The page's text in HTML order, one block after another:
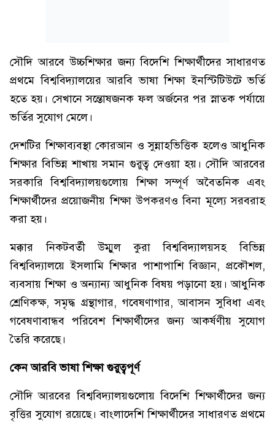
সৌদি আরবে উচ্চশিক্ষার জন্য বিদেশি শিক্ষার্থীদের সাধারণত
প্রথমে বিশ্ববিদ্যালয়ের আরবি ভাষা শিক্ষা ইনস্টিটিউটে ভর্তি
হতে হয়। সেখানে সন্তোষজনক ফল অর্জনের পর স্নাতক পর্যায়ে
ভর্তির সুযোগ মেলে।
দেশটির শিক্ষাব্যবস্থা কোরআন ও সুন্নাহভিত্তিক হলেও আধুনিক
শিক্ষার বিভিন্ন শাখায় সমান গুরুত্ব দেওয়া হয়। সৌদি আরবের
সরকারি বিশ্ববিদ্যালয়গুলোয় শিক্ষা সম্পূর্ণ অবৈতনিক এবং
শিক্ষার্থীদের প্রয়োজনীয় শিক্ষা উপকরণও বিনা মূল্যে সরবরাহ
করা হয়।
মক্কার নিকটবর্তী উম্মুল কুরা বিশ্ববিদ্যালয়সহ বিভিন্ন
বিশ্ববিদ্যালয়ে ইসলামি শিক্ষার পাশাপাশি বিজ্ঞান, প্রকৌশল,
ব্যবসায় শিক্ষা ও অন্যান্য আধুনিক বিষয় পড়ানো হয়। আধুনিক
শ্রেণিকক্ষ, সমৃদ্ধ গ্রন্থাগার, গবেষণাগার, আবাসন সুবিধা এবং
গবেষণাবান্ধব পরিবেশ শিক্ষার্থীদের জন্য আকর্ষণীয় সুযোগ
তৈরি করেছে।
কেন আরবি ভাষা শিক্ষা গুরুত্বপূর্ণ
সৌদি আরবের বিশ্ববিদ্যালয়গুলোয় বিদেশি শিক্ষার্থীদের জন্য
বৃত্তির সুযোগ রয়েছে। বাংলাদেশি শিক্ষার্থীদের সাধারণত প্রথমে